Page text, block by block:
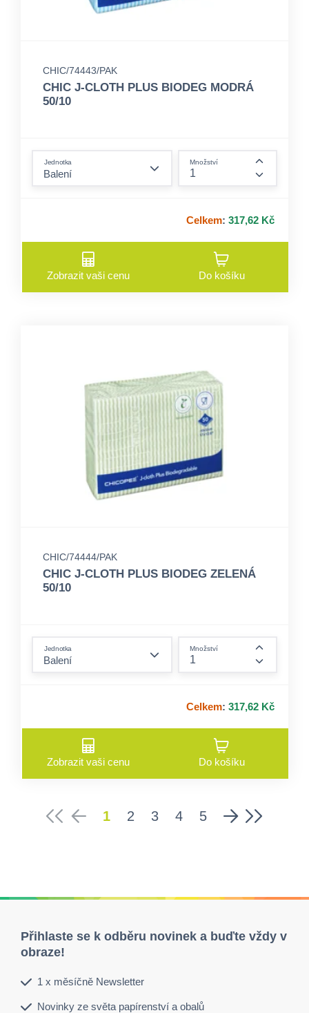
CHIC/74443/PAK
CHIC J-CLOTH PLUS BIODEG MODRÁ
50/10
Jednotka Množství
Celkem: 317,62 Kč
Zobrazit vaši cenu Do košíku
CHIC/74444/PAK
CHIC J-CLOTH PLUS BIODEG ZELENÁ
50/10
Jednotka Množství
Celkem: 317,62 Kč
Zobrazit vaši cenu Do košíku
1 2 3 4 5
Přihlaste se k odběru novinek a buďte vždy v
obraze!
1 x měsíčně Newsletter
Novinky ze světa papírenství a obalů